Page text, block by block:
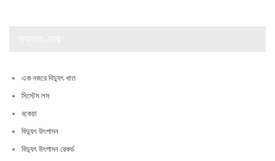
এক নজরে বিদ্যুৎ খাত
সিস্টেম লস
বকেয়া
বিদ্যুৎ উৎপাদন
বিদ্যুৎ উৎপাদন রেকর্ড